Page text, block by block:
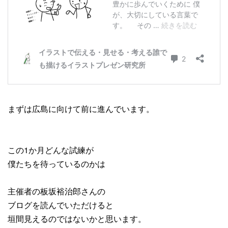
まずは広島に向けて前に進んでいます。
この1か月どんな試練が
僕たちを待っているのかは
主催者の板坂裕治郎さんの
ブログを読んでいただけると
垣間見えるのではないかと思います。